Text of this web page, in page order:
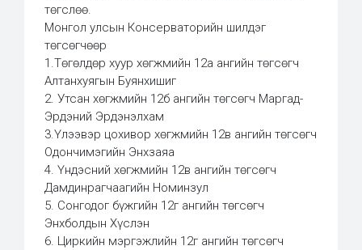
төгслөө.
Монгол улсын Консерваторийн шилдэг
төгсөгчөөр
1.Төгөлдөр хуур хөгжмийн 12а ангийн төгсөгч
Алтанхуягын Буянхишиг
2. Утсан хөгжмийн 12б ангийн төгсөгч Маргад-
Эрдэний Эрдэнэлхам
3.Үлээвэр цохивор хөгжмийн 12в ангийн төгсөгч
Одончимэгийн Энхзаяа
4. Үндэсний хөгжмийн 12в ангийн төгсөгч
Дамдинрагчаагийн Номинзул
5. Сонгодог бүжгийн 12г ангийн төгсөгч
Энхболдын Хүслэн
6. Циркийн мэргэжлийн 12г ангийн төгсөгч